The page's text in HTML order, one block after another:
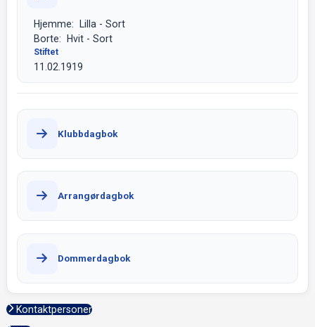
Hjemme: Lilla - Sort
Borte: Hvit - Sort
Stiftet
11.02.1919
Klubbdagbok
Arrangørdagbok
Dommerdagbok
Kontaktpersoner